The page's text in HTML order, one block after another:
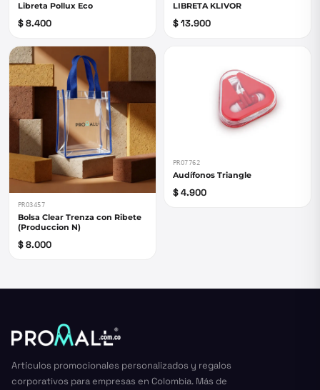
Libreta Pollux Eco
$ 8.400
LIBRETA KLIVOR
$ 13.900
PRO3457
Bolsa Clear Trenza con Ribete
(Produccion N)
$ 8.000
PRO7762
Audífonos Triangle
$ 4.900
Artículos promocionales personalizados y regalos
corporativos para empresas en Colombia. Más de